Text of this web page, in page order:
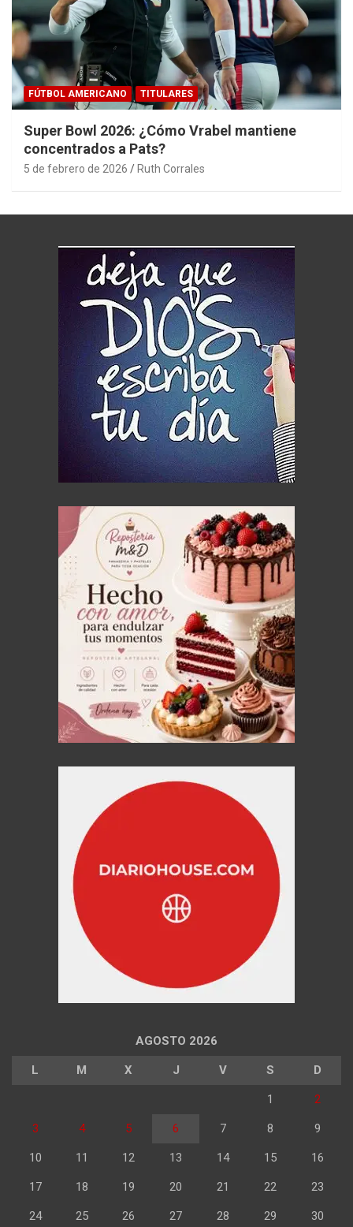
FÚTBOL AMERICANO TITULARES
Super Bowl 2026: ¿Cómo Vrabel mantiene
concentrados a Pats?
5 de febrero de 2026 Ruth Corrales
AGOSTO 2026
L M X J V S D
1 2
3 4 5 6 7 8 9
10 11 12 13 14 15 16
17 18 19 20 21 22 23
24 25 26 27 28 29 30